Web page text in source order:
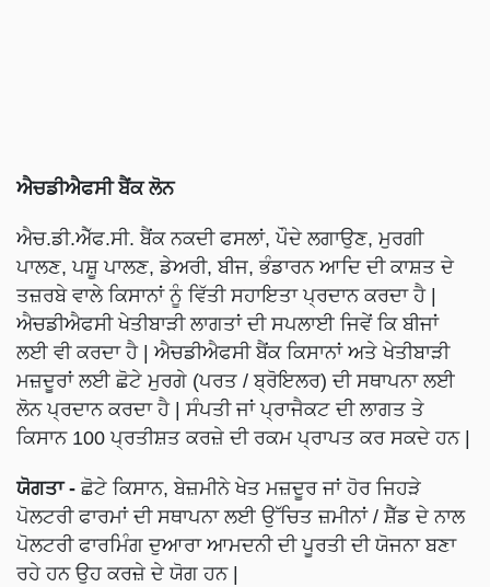
ਐਚਡੀਐਫਸੀ ਬੈਂਕ ਲੋਨ
ਐਚ.ਡੀ.ਐੱਫ.ਸੀ. ਬੈਂਕ ਨਕਦੀ ਫਸਲਾਂ, ਪੌਦੇ ਲਗਾਉਣ, ਮੁਰਗੀ
ਪਾਲਣ, ਪਸ਼ੂ ਪਾਲਣ, ਡੇਅਰੀ, ਬੀਜ, ਭੰਡਾਰਨ ਆਦਿ ਦੀ ਕਾਸ਼ਤ ਦੇ
ਤਜ਼ਰਬੇ ਵਾਲੇ ਕਿਸਾਨਾਂ ਨੂੰ ਵਿੱਤੀ ਸਹਾਇਤਾ ਪ੍ਰਦਾਨ ਕਰਦਾ ਹੈ |
ਐਚਡੀਐਫਸੀ ਖੇਤੀਬਾੜੀ ਲਾਗਤਾਂ ਦੀ ਸਪਲਾਈ ਜਿਵੇਂ ਕਿ ਬੀਜਾਂ
ਲਈ ਵੀ ਕਰਦਾ ਹੈ | ਐਚਡੀਐਫਸੀ ਬੈਂਕ ਕਿਸਾਨਾਂ ਅਤੇ ਖੇਤੀਬਾੜੀ
ਮਜ਼ਦੂਰਾਂ ਲਈ ਛੋਟੇ ਮੁਰਗੇ (ਪਰਤ / ਬ੍ਰੋਇਲਰ) ਦੀ ਸਥਾਪਨਾ ਲਈ
ਲੋਨ ਪ੍ਰਦਾਨ ਕਰਦਾ ਹੈ | ਸੰਪਤੀ ਜਾਂ ਪ੍ਰਾਜੈਕਟ ਦੀ ਲਾਗਤ ਤੇ
ਕਿਸਾਨ 100 ਪ੍ਰਤੀਸ਼ਤ ਕਰਜ਼ੇ ਦੀ ਰਕਮ ਪ੍ਰਾਪਤ ਕਰ ਸਕਦੇ ਹਨ |
ਯੋਗਤਾ - ਛੋਟੇ ਕਿਸਾਨ, ਬੇਜ਼ਮੀਨੇ ਖੇਤ ਮਜ਼ਦੂਰ ਜਾਂ ਹੋਰ ਜਿਹੜੇ
ਪੋਲਟਰੀ ਫਾਰਮਾਂ ਦੀ ਸਥਾਪਨਾ ਲਈ ਉੱਚਿਤ ਜ਼ਮੀਨਾਂ / ਸ਼ੈੱਡ ਦੇ ਨਾਲ
ਪੋਲਟਰੀ ਫਾਰਮਿੰਗ ਦੁਆਰਾ ਆਮਦਨੀ ਦੀ ਪੂਰਤੀ ਦੀ ਯੋਜਨਾ ਬਣਾ
ਰਹੇ ਹਨ ਉਹ ਕਰਜ਼ੇ ਦੇ ਯੋਗ ਹਨ |